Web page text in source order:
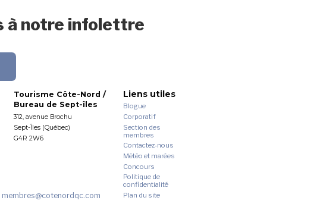
à notre infolettre
Tourisme Côte-Nord /
Bureau de Sept-îles
312, avenue Brochu
Sept-Îles (Québec)
G4R 2W6
Liens utiles
Blogue
Corporatif
Section des
membres
Contactez-nous
Météo et marées
Concours
Politique de
confidentialité
Plan du site
membres@cotenordqc.com